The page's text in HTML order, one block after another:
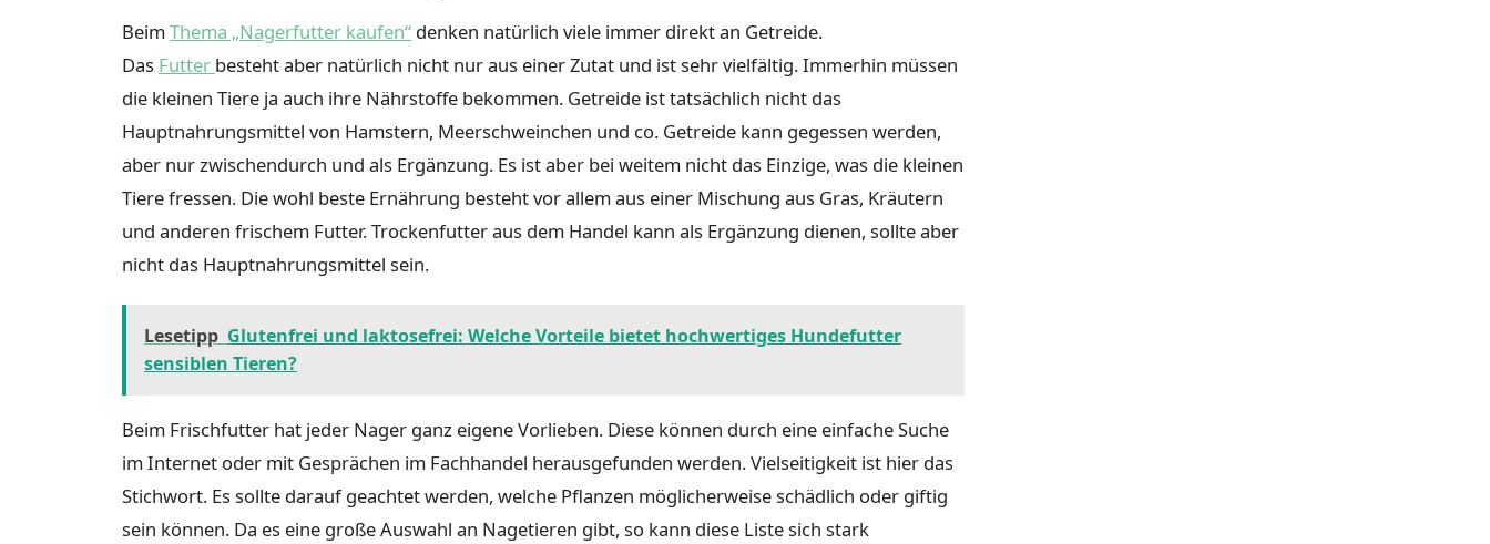
BeimThema „Nagerfutter kaufen“ denken natürlich viele immer direkt an Getreide.
Das Futter besteht aber natürlich nicht nur aus einer Zutat und ist sehr vielfältig. Immerhin müssen
die kleinen Tiere ja auch ihre Nährstoffe bekommen. Getreide ist tatsächlich nicht das
Hauptnahrungsmittel von Hamstern, Meerschweinchen und co. Getreide kann gegessen werden,
aber nur zwischendurch und als Ergänzung. Es ist aber bei weitem nicht das Einzige, was die kleinen
Tiere fressen. Die wohl beste Ernährung besteht vor allem aus einer Mischung aus Gras, Kräutern
und anderen frischem Futter. Trockenfutter aus dem Handel kann als Ergänzung dienen, sollte aber
nicht das Hauptnahrungsmittel sein.
Lesetipp Glutenfrei und laktosefrei: Welche Vorteile bietet hochwertiges Hundefutter
sensiblen Tieren?
Beim Frischfutter hat jeder Nager ganz eigene Vorlieben. Diese können durch eine einfache Suche
im Internet oder mit Gesprächen im Fachhandel herausgefunden werden. Vielseitigkeit ist hier das
Stichwort. Es sollte darauf geachtet werden, welche Pflanzen möglicherweise schädlich oder giftig
sein können. Da es eine große Auswahl an Nagetieren gibt, so kann diese Liste sich stark